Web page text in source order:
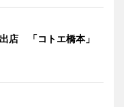
店 「コトエ橋本」